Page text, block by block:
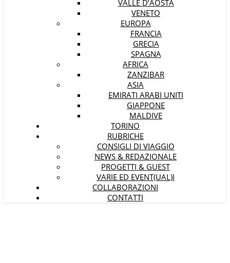
VALLE D’AOSTA
VENETO
EUROPA
FRANCIA
GRECIA
SPAGNA
AFRICA
ZANZIBAR
ASIA
EMIRATI ARABI UNITI
GIAPPONE
MALDIVE
TORINO
RUBRICHE
CONSIGLI DI VIAGGIO
NEWS & REDAZIONALE
PROGETTI & GUEST
VARIE ED EVENT(UAL)I
COLLABORAZIONI
CONTATTI